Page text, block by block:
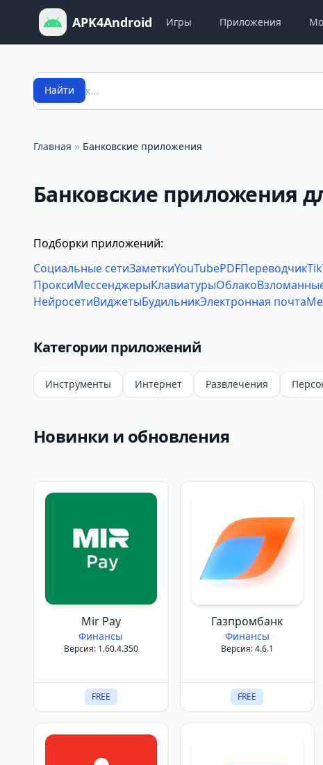
APK4Android Игры Приложения
Поиск
Найти
Главная » Банковские приложения
Банковские приложения
Подборки приложений:
Социальные сетиЗаметкиYouTubePDFПереводчик
ПроксиМессенджерыКлавиатурыОблако
НейросетиВиджетыБудильникЭлектронная почта
Категории приложений
Инструменты Интернет Развлечения
Новинки и обновления
Mir Pay
Финансы
Версия: 1.60.4.350
FREE
Газпромбанк
Финансы
Версия: 4.6.1
FREE